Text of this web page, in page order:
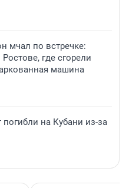
мчал по встречке:
где сгорели
машина
на Кубани из-за